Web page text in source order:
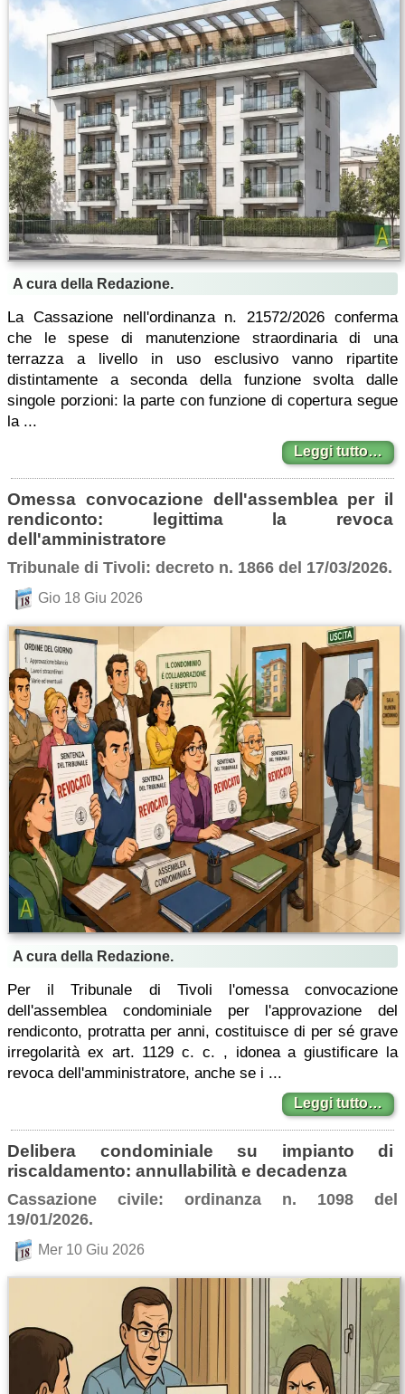
A cura della Redazione.
La Cassazione nell'ordinanza n. 21572/2026 conferma
che le spese di manutenzione straordinaria di una
terrazza a livello in uso esclusivo vanno ripartite
distintamente a seconda della funzione svolta dalle
singole porzioni: la parte con funzione di copertura segue
la ...
Leggi tutto…
Omessa convocazione dell'assemblea per il
rendiconto: legittima la revoca
dell'amministratore
Tribunale di Tivoli: decreto n. 1866 del 17/03/2026.
Gio 18 Giu 2026
A cura della Redazione.
Per il Tribunale di Tivoli l'omessa convocazione
dell'assemblea condominiale per l'approvazione del
rendiconto, protratta per anni, costituisce di per sé grave
irregolarità ex art. 1129 c. c. , idonea a giustificare la
revoca dell'amministratore, anche se i ...
Leggi tutto…
Delibera condominiale su impianto di
riscaldamento: annullabilità e decadenza
Cassazione civile: ordinanza n. 1098 del
19/01/2026.
Mer 10 Giu 2026